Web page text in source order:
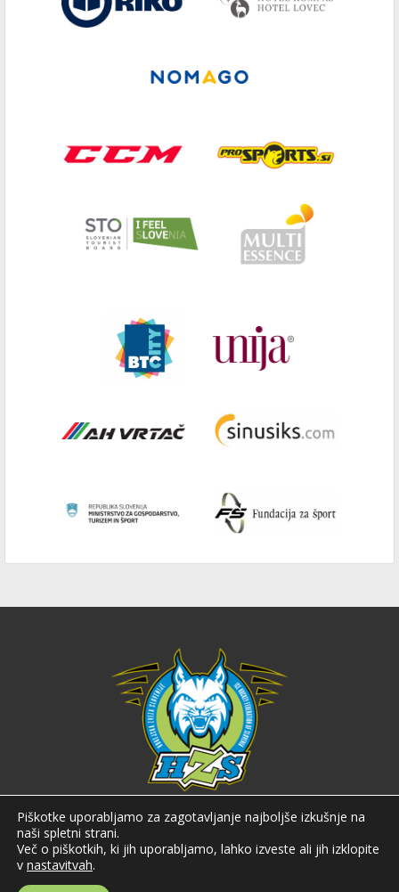
Hokejska zveza Slovenije
Hokejska zveza Slovenije (HZS) je krovna športna organizacija na področju
hokeja v Sloveniji. Organizira tekmovanja v različnih domačih in
mednarodnih hokejskih ligah in pokalih; pod njenim okriljem delujejo tudi
Piškotke uporabljamo za zagotavljanje najboljše izkušnje na
naši spletni strani.
Več o piškotkih, ki jih uporabljamo, lahko izveste ali jih izklopite
v nastavitvah.